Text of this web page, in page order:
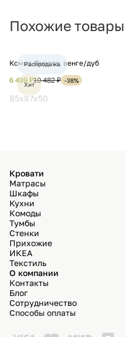
Похожие товары
Комод Фиеста, венге/дуб
6 499 ₽10 482 ₽ -38%
Распродажа
Хит
85x87x50
Кровати
Матрасы
Шкафы
Кухни
Комоды
Тумбы
Стенки
Прихожие
ИКЕА
Текстиль
О компании
Контакты
Блог
Сотрудничество
Способы оплаты